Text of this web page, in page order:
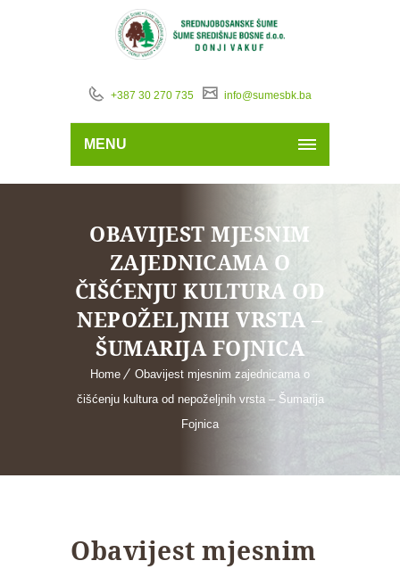
+387 30 270 735 info@sumesbk.ba
MENU
OBAVIJEST MJESNIM
ZAJEDNICAMA O
ČIŠĆENJU KULTURA OD
NEPOŽELJNIH VRSTA –
ŠUMARIJA FOJNICA
Home
Obavijest mjesnim zajednicama o
čišćenju kultura od nepoželjnih vrsta – Šumarija
Fojnica
Obavijest mjesnim